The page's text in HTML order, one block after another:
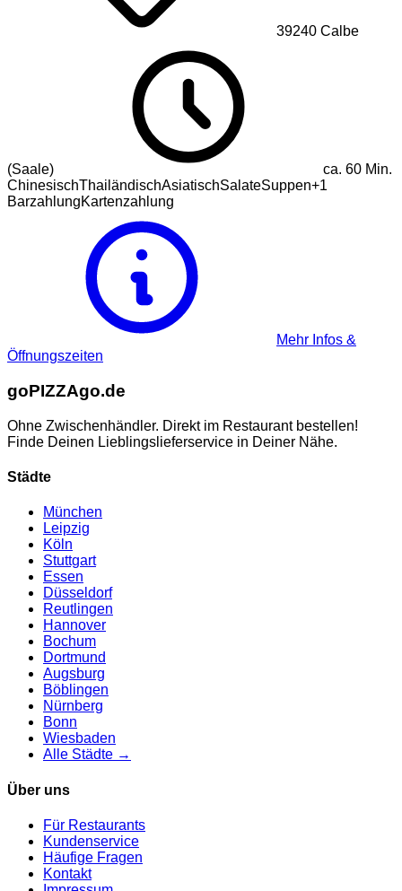
39240 Calbe
(Saale) ca. 60 Min.
ChinesischThailändischAsiatischSalateSuppen+1
BarzahlungKartenzahlung
Mehr Infos &
Öffnungszeiten
goPIZZAgo.de
Ohne Zwischenhändler. Direkt im Restaurant bestellen!
Finde Deinen Lieblingslieferservice in Deiner Nähe.
Städte
München
Leipzig
Köln
Stuttgart
Essen
Düsseldorf
Reutlingen
Hannover
Bochum
Dortmund
Augsburg
Böblingen
Nürnberg
Bonn
Wiesbaden
Alle Städte →
Über uns
Für Restaurants
Kundenservice
Häufige Fragen
Kontakt